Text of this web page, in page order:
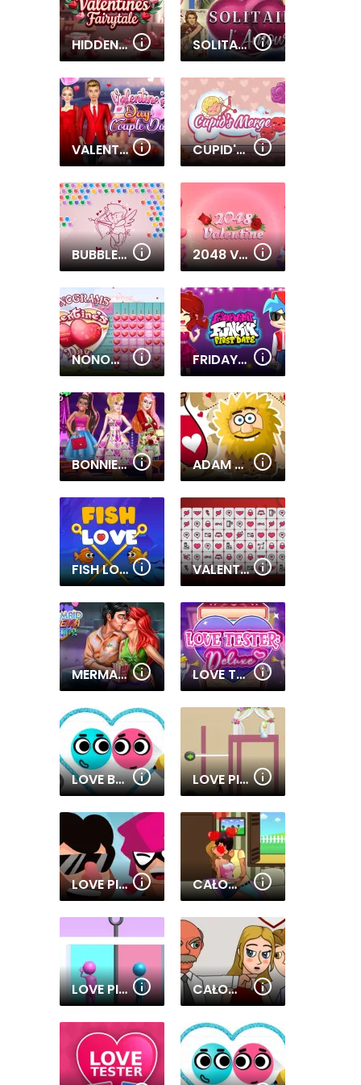
HIDDEN VALENTINE'S FAIRYTALE SOLITAIRE L'AMOUR
VALENTINE'S DAY COUPLE DATE CUPID'S MERGE
BUBBLE SHOOTER VALENTINE 2048 VALENTINE'S
NONOGRAMS VALENTINES DAY FRIDAY NIGHT FUNKIN FIRST DATE
BONNIE AND BFFS VALENTINE DAY PARTY ADAM AND EVE: LOVE QUEST
FISH LOVE VALENTINE MAHJONG
MERMAID CINEMA FLIRTING LOVE TESTER DELUXE
LOVE BALLS 2 LOVE PIN 3D
LOVE PIN ONLINE CAŁOWANIE NA ŁÓŻKU
LOVE PINS CAŁOWANIE W PRACY PO KRYJOMU